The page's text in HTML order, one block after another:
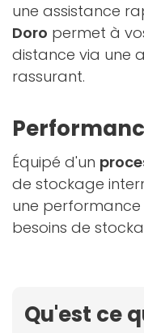
une assistance
Doro permet à
distance via une
rassurant.
Équipé d'un
de stockage
une
besoins de
Qu'est ce